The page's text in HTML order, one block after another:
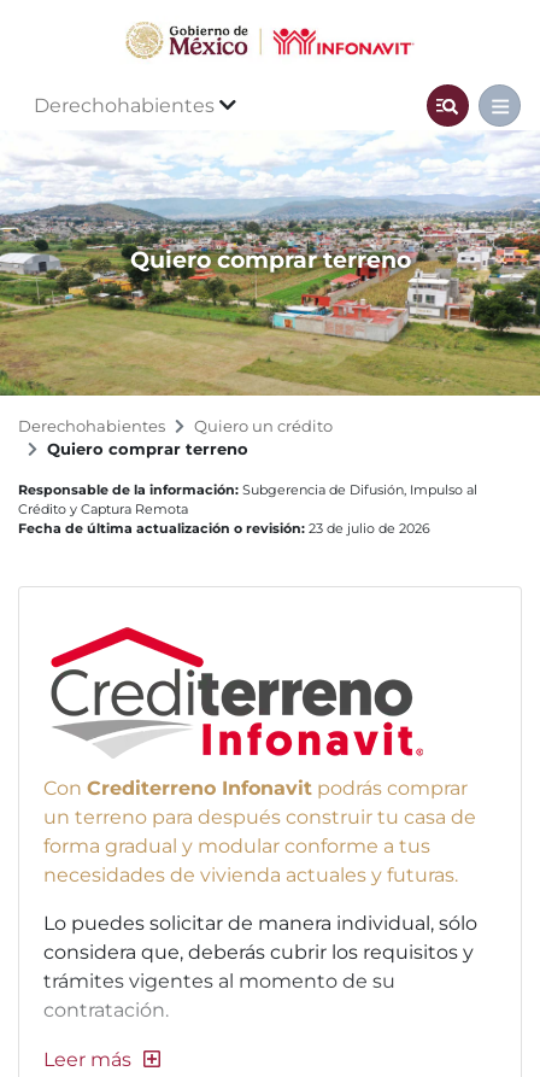
Derechohabientes
Quiero comprar terreno
Derechohabientes
Quiero un crédito
Quiero comprar terreno
Responsable de la información: Subgerencia de Difusión, Impulso al
Crédito y Captura Remota
Fecha de última actualización o revisión: 23 de julio de 2026
Con Crediterreno Infonavit podrás comprar
un terreno para después construir tu casa de
forma gradual y modular conforme a tus
necesidades de vivienda actuales y futuras.
Lo puedes solicitar de manera individual, sólo
considera que, deberás cubrir los requisitos y
trámites vigentes al momento de su
contratación.